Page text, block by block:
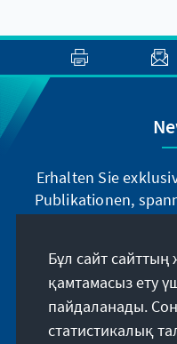
Erhalten Sie
Publikationen,
jetzt unseren
auf
Jetzt
Бұл сайт сайттың
қамтамасыз ету
пайдаланады.
статистикалық